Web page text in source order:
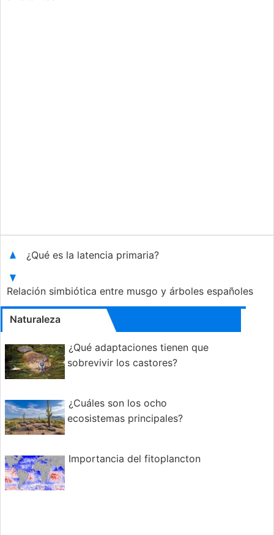
¿Qué es la latencia primaria?
Relación simbiótica entre musgo y árboles españoles
Naturaleza
¿Qué adaptaciones tienen que
sobrevivir los castores?
¿Cuáles son los ocho
ecosistemas principales?
Importancia del fitoplancton